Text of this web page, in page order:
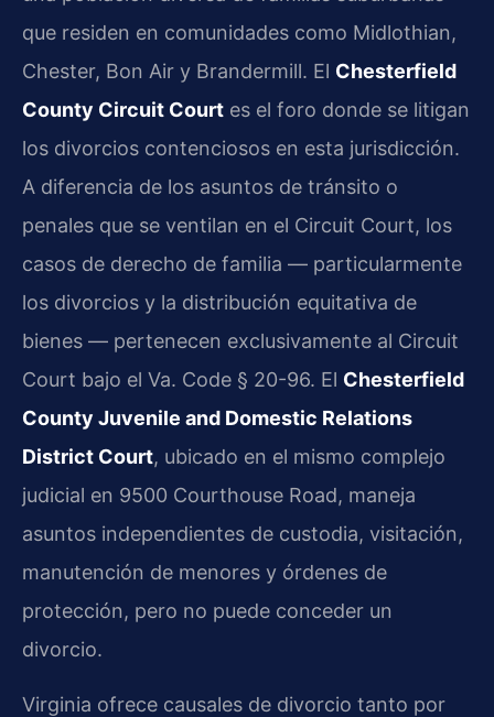
que residen en comunidades como Midlothian,
Chester, Bon Air y Brandermill. El Chesterfield
County Circuit Court es el foro donde se litigan
los divorcios contenciosos en esta jurisdicción.
A diferencia de los asuntos de tránsito o
penales que se ventilan en el Circuit Court, los
casos de derecho de familia — particularmente
los divorcios y la distribución equitativa de
bienes — pertenecen exclusivamente al Circuit
Court bajo el Va. Code § 20-96. El Chesterfield
County Juvenile and Domestic Relations
District Court, ubicado en el mismo complejo
judicial en 9500 Courthouse Road, maneja
asuntos independientes de custodia, visitación,
manutención de menores y órdenes de
protección, pero no puede conceder un
divorcio.
Virginia ofrece causales de divorcio tanto por